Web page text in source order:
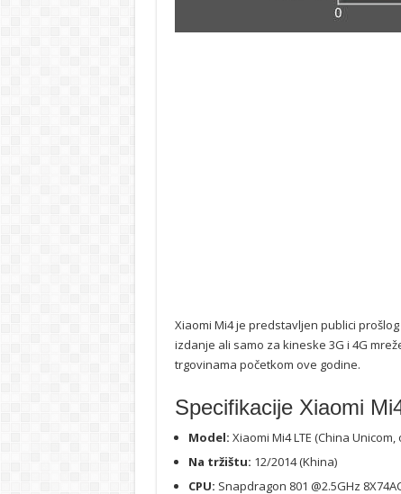
Xiaomi Mi4 je predstavljen publici
izdanje ali samo za kineske 3G i 4G
trgovinama početkom ove godine.
Specifikacije Xiaomi
Model: Xiaomi Mi4 LTE (China Unicom,
Na tržištu: 12/2014 (Khina)
CPU: Snapdragon 801 @2.5GHz